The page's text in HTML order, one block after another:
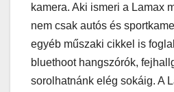
kamera. Aki ismeri a Lamax
nem csak autós és
egyéb műszaki cikkel is
bluethoot hangszórók,
sorolhatnánk elég sokáig. A